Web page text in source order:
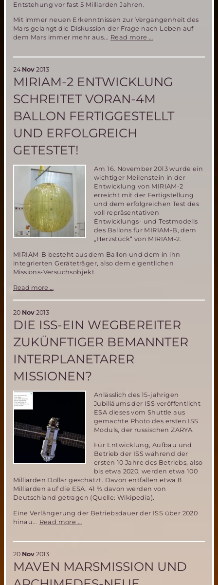
Entstehung vor fast 5 Milliarden Jahren.
Mit immer neuen Erkenntnissen zur Vergangenheit des
Mars gelangt die Diskussion der Frage nach Leben auf
dem Mars immer mehr aus... Read more …
Erkenntnisse
Vergangenheit
24 Nov 2013
MIRIAM-2 ENTWICKLUNG
SCHREITET VORAN-4M
BALLON FERTIGGESTELLT
UND ERFOLGREICH
GETESTET!
Am 16. November 2013 wurde ein
wichtiger Meilenstein in der
Entwicklung von MIRIAM-2
erreicht mit der Fertigstellung
und dem erfolgreichen Test des
voll repräsentativen
Entwicklungs- und Testmodells
des Ballons für MIRIAM-B, dem
„Herzstück“ von MIRIAM-2.
MIRIAM-B besteht aus dem Ballon und dem in ihn
integrierten Geräteträger, also dem eigentlichen
Missions-Versuchsobjekt.
Read more …
voran-
4m
Ballon
fertiggestellt
und
erfolgreich
20 Nov 2013
DIE ISS-EIN WEGBEREITER
ZUKÜNFTIGER BEMANNTER
INTERPLANETARER
MISSIONEN?
Anlässlich des 15-jährigen
Jubiliäums der ISS veröffentlicht
ESA dieses vom Shuttle aus
gemachte Photo des ersten ISS
Moduls, der russischen ZARYA.
Für Entwicklung, Aufbau und
Betrieb der ISS während der
ersten 10 Jahre des Betriebs, also
bis etwa 2020, werden etwa 100
Milliarden Dollar geschätzt. Davon entfallen etwa 8
Milliarden auf die ESA. 41 % davon werden von
Deutschland getragen (Quelle: Wikipedia).
Eine Verlängerung der Betriebsdauer der ISS über 2020
hinau... Read more …
bemannter
Missionen?
20 Nov 2013
MAVEN MARSMISSION UND